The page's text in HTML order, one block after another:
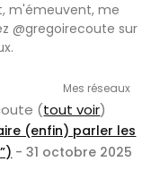
m'émeuvent, me
@gregoirecoute sur
Mes réseaux
(tout voir)
(enfin) parler les
- 31 octobre 2025